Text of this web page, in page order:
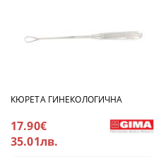
КЮРЕТА ГИНЕКОЛОГИЧНА
17.90€
35.01лв.